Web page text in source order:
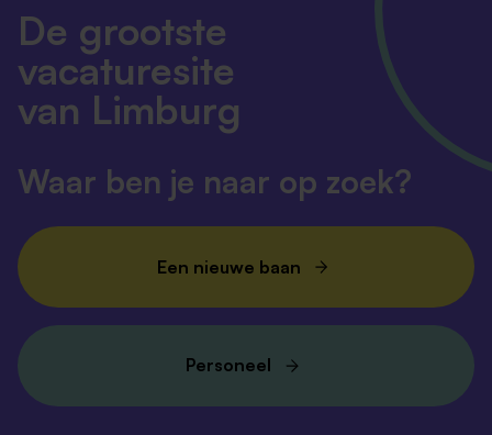
De grootste
vacaturesite
van Limburg
Waar ben je naar op zoek?
Een nieuwe baan
Personeel